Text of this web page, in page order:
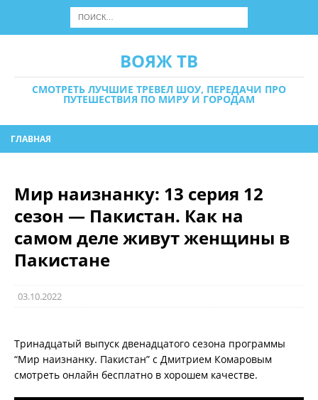
ВОЯЖ ТВ
СМОТРЕТЬ ЛУЧШИЕ ТРЕВЕЛ ШОУ, ПЕРЕДАЧИ ПРО
ПУТЕШЕСТВИЯ ПО МИРУ И ГОРОДАМ
ГЛАВНАЯ
Мир наизнанку: 13 серия 12
сезон — Пакистан. Как на
самом деле живут женщины в
Пакистане
03.10.2022
Тринадцатый выпуск двенадцатого сезона программы
“Мир наизнанку. Пакистан” с Дмитрием Комаровым
смотреть онлайн бесплатно в хорошем качестве.